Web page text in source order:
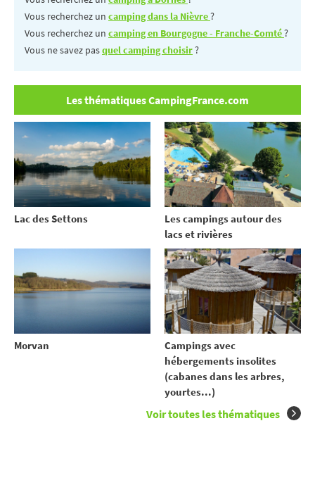
Vous recherchez un camping dans la Nièvre?
Vous recherchez un camping en Bourgogne - Franche-Comté?
Vous ne savez pasquel camping choisir?
Les thématiques CampingFrance.com
Lac des Settons
Les campings autour des
lacs et rivières
Morvan
Campings avec
hébergements insolites
(cabanes dans les arbres,
yourtes...)
Voir toutes les thématiques